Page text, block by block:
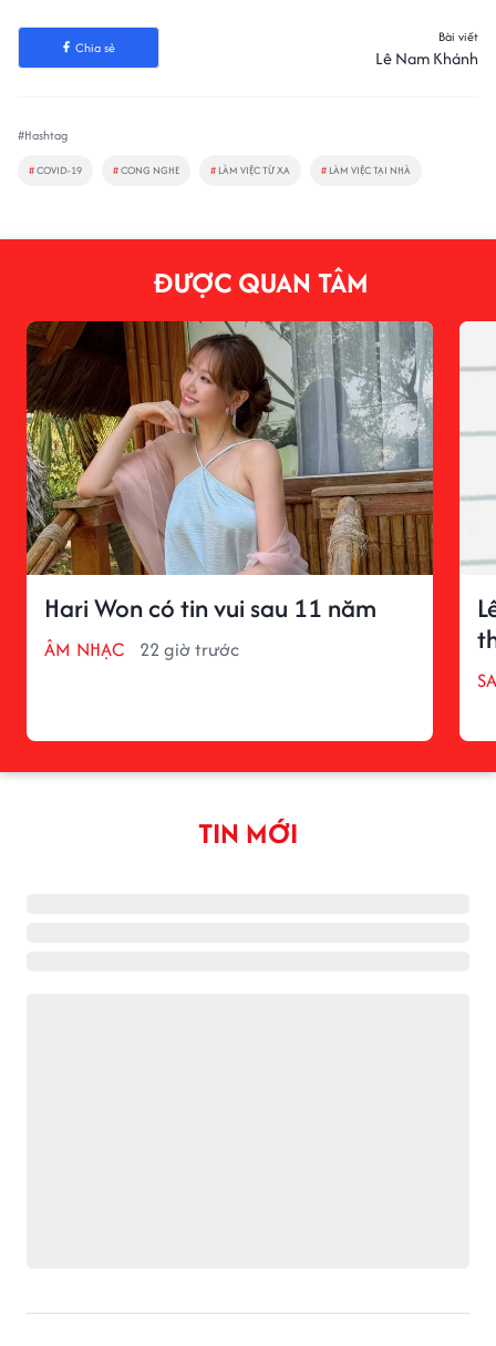
Chia sẻ
Bài viết
Lê Nam Khánh
#Hashtag
#COVID-19 #CONG NGHE # LÀM VIỆC TỪ XA # LÀM VIỆC TẠI NHÀ
ĐƯỢC QUAN TÂM
Hari Won có tin vui sau 11 năm
ÂM NHẠC 22 giờ trước
TIN MỚI